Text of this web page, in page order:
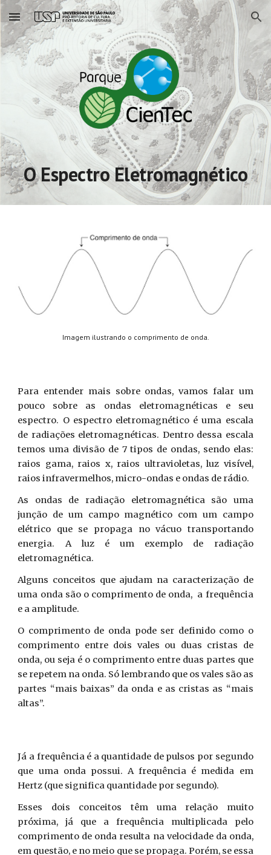
Skip to main content Skip to navigation
O Espectro Eletromagnético
Imagem ilustrando o comprimento de onda.
Para entender mais sobre ondas, vamos falar um
pouco sobre as ondas eletromagnéticas e seu
espectro. O espectro eletromagnético é uma escala
de radiações eletromagnéticas. Dentro dessa escala
temos uma divisão de 7 tipos de ondas, sendo elas:
raios gama, raios x, raios ultravioletas, luz visível,
raios infravermelhos, micro-ondas e ondas de rádio.
As ondas de radiação eletromagnética são uma
junção de um campo magnético com um campo
elétrico que se propaga no vácuo transportando
energia. A luz é um exemplo de radiação
eletromagnética.
Alguns conceitos que ajudam na caracterização de
uma onda são o comprimento de onda, a frequência
e a amplitude.
O comprimento de onda pode ser definido como o
comprimento entre dois vales ou duas cristas de
onda, ou seja é o comprimento entre duas partes que
se repetem na onda. Só lembrando que os vales são as
partes “mais baixas” da onda e as cristas as “mais
altas”.
Já a frequência é a quantidade de pulsos por segundo
que uma onda possui. A frequência é medida em
Hertz (que significa quantidade por segundo).
Esses dois conceitos têm uma relação muito
próxima, já que a frequência multiplicada pelo
comprimento de onda resulta na velocidade da onda,
em questão, e no meio que se propaga. Porém, se essa